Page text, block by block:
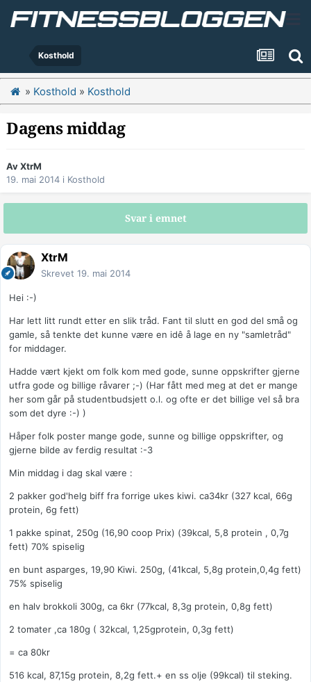
Kosthold
» Kosthold » Kosthold
Dagens middag
AvXtrM
19. mai 2014 i Kosthold
Svar i emnet
XtrM
Skrevet 19. mai 2014
Hei :-)
Har lett litt rundt etter en slik tråd. Fant til slutt en god del små og
gamle, så tenkte det kunne være en idê å lage en ny "samletråd"
for middager.
Hadde vært kjekt om folk kom med gode, sunne oppskrifter gjerne
utfra gode og billige råvarer ;-) (Har fått med meg at det er mange
her som går på studentbudsjett o.l. og ofte er det billige vel så bra
som det dyre :-) )
Håper folk poster mange gode, sunne og billige oppskrifter, og
gjerne bilde av ferdig resultat :-3
Min middag i dag skal være :
2 pakker god'helg biff fra forrige ukes kiwi. ca34kr (327 kcal, 66g
protein, 6g fett)
1 pakke spinat, 250g (16,90 coop Prix) (39kcal, 5,8 protein , 0,7g
fett) 70% spiselig
en bunt asparges, 19,90 Kiwi. 250g, (41kcal, 5,8g protein,0,4g fett)
75% spiselig
en halv brokkoli 300g, ca 6kr (77kcal, 8,3g protein, 0,8g fett)
2 tomater ,ca 180g ( 32kcal, 1,25gprotein, 0,3g fett)
= ca 80kr
516 kcal, 87,15g protein, 8,2g fett.+ en ss olje (99kcal) til steking.